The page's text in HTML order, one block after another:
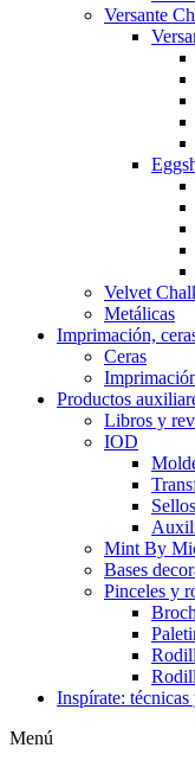
Versante
Velvet
Metálicas
Imprimación,
Ceras
Productos
Libros y
IOD
Mint By
Bases
Pinceles y
Inspírate:
Menú